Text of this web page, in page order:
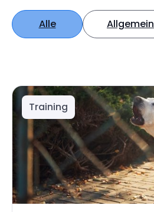
Alle Allgemein
Training